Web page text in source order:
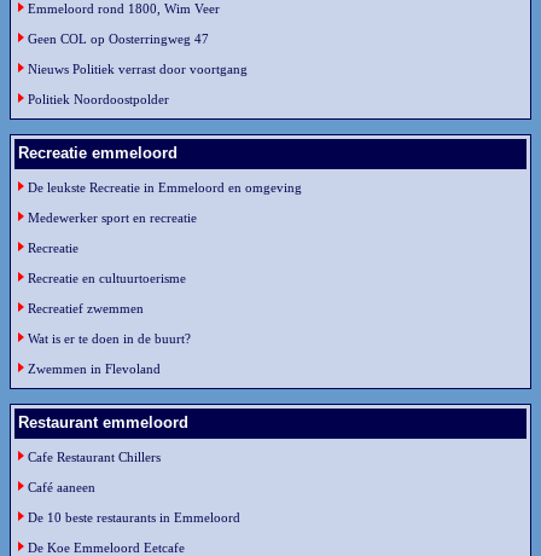
Emmeloord rond 1800, Wim Veer
Geen COL op Oosterringweg 47
Nieuws Politiek verrast door voortgang
Politiek Noordoostpolder
Recreatie emmeloord
De leukste Recreatie in Emmeloord en omgeving
Medewerker sport en recreatie
Recreatie
Recreatie en cultuurtoerisme
Recreatief zwemmen
Wat is er te doen in de buurt?
Zwemmen in Flevoland
Restaurant emmeloord
Cafe Restaurant Chillers
Café aaneen
De 10 beste restaurants in Emmeloord
De Koe Emmeloord Eetcafe